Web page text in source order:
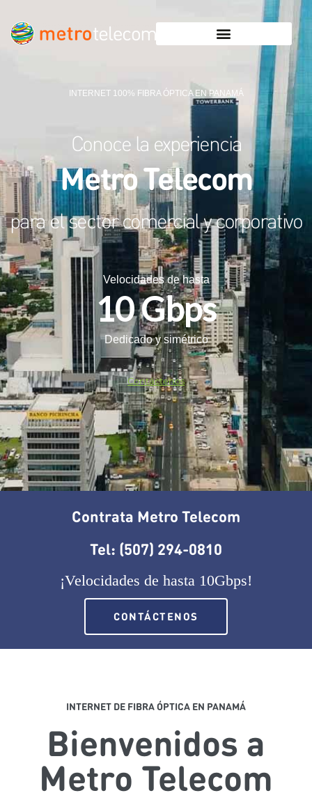
INTERNET 100% FIBRA ÓPTICA EN PANAMÁ
Conoce la experiencia
Metro Telecom
para el sector comercial y corporativo
Velocidades de hasta
10 Gbps
Dedicado y simétrico
Contáctenos
Contrata Metro Telecom
Tel: (507) 294-0810
¡Velocidades de hasta 10Gbps!
CONTÁCTENOS
INTERNET DE FIBRA ÓPTICA EN PANAMÁ
Bienvenidos a
Metro Telecom